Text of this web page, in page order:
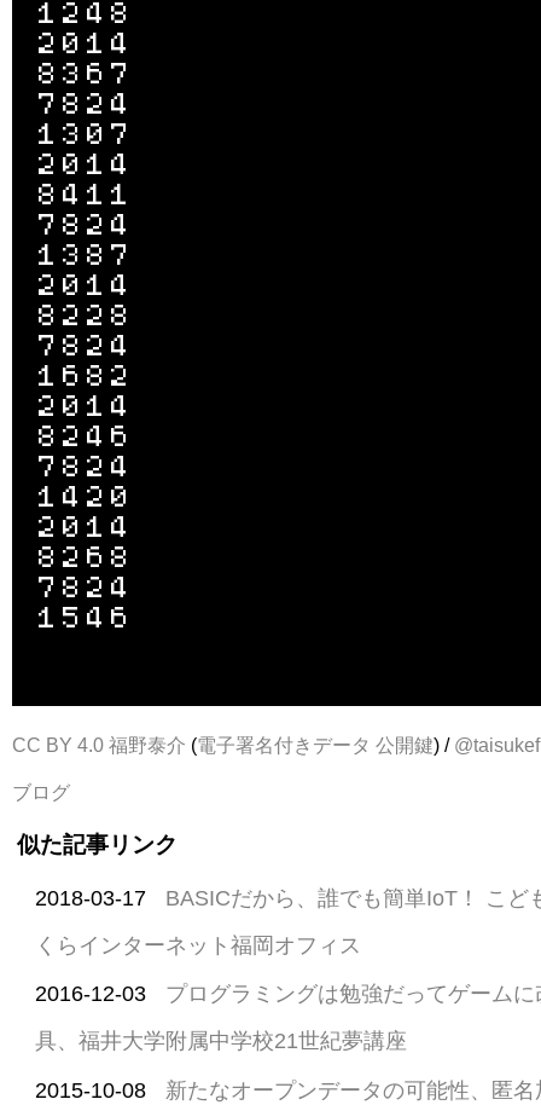
1248
2014
8367
7824
1307
2014
8411
7824
1387
2014
8228
7824
1682
2014
8246
7824
1420
2014
8268
7824
1546
CC BY 4.0 福野泰介 (電子署名付きデータ 公開鍵) / @taisukef
ブログ
似た記事リンク
2018-03-17
BASICだから、誰でも簡単IoT！ こど
くらインターネット福岡オフィス
2016-12-03
プログラミングは勉強だってゲーム
具、福井大学附属中学校21世紀夢講座
2015-10-08
新たなオープンデータの可能性、匿